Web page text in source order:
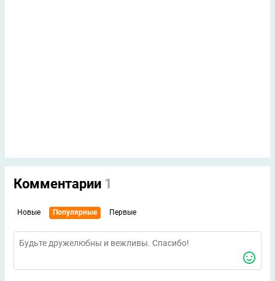
Комментарии 1
Новые Популярные Первые